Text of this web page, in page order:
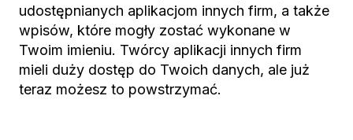
udostępnianych aplikacjom innych firm, a także
wpisów, które mogły zostać wykonane w
Twoim imieniu. Twórcy aplikacji innych firm
mieli duży dostęp do Twoich danych, ale już
teraz możesz to powstrzymać.